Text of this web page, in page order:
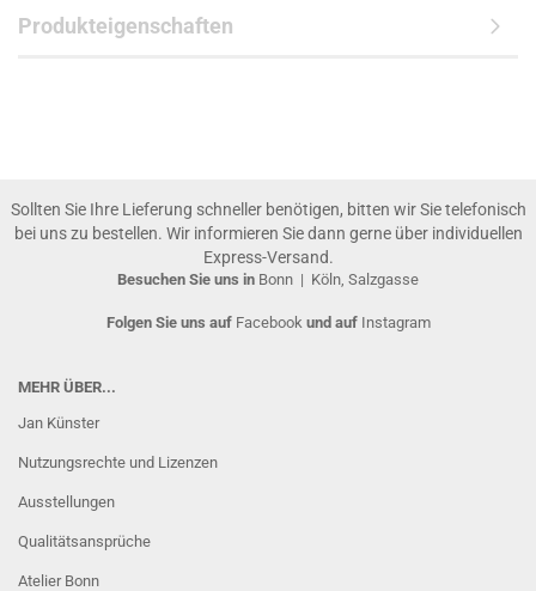
Produkteigenschaften
Sollten Sie Ihre Lieferung schneller benötigen, bitten wir Sie telefonisch
bei uns zu bestellen. Wir informieren Sie dann gerne über individuellen
Express-Versand.
Besuchen Sie uns in Bonn | Köln, Salzgasse
Folgen Sie uns auf Facebook und auf Instagram
MEHR ÜBER...
Jan Künster
Nutzungsrechte und Lizenzen
Ausstellungen
Qualitätsansprüche
Atelier Bonn